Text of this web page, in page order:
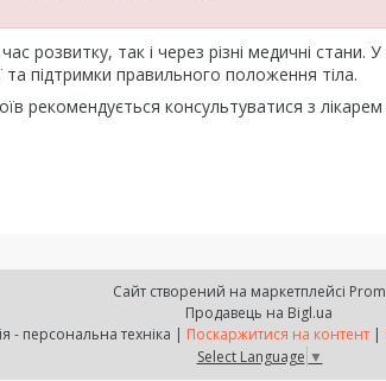
розвитку, так і через різні медичні стани.
підтримки правильного положення тіла.
рекомендується консультуватися з лікарем
Сайт створений на маркетплейсі
Продавець на Bigl.ua
Факторія - персональна техніка | Поскаржитися на контент |
Select Language ▼